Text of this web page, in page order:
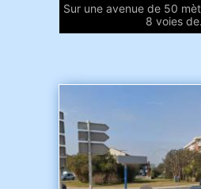
Sur une avenue de 50
8 voies